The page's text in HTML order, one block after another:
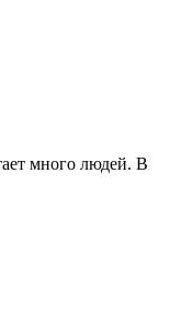
много людей. В